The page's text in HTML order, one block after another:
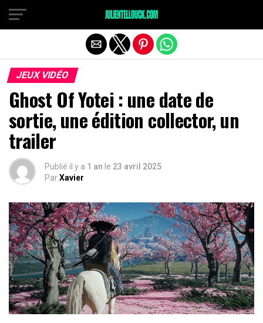
JEUX VIDÉO
Ghost Of Yotei : une date de
sortie, une édition collector, un
trailer
Publié il y a 1 an le 23 avril 2025
ParXavier